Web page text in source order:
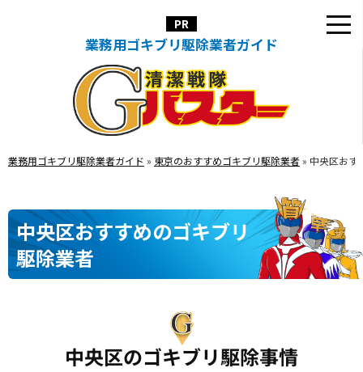
業務用ゴキブリ駆除業者ガイド
業務用ゴキブリ駆除業者ガイド » 東京のおすすめゴキブリ駆除業者 » 中央区おす
中央区おすすめのゴキブリ
駆除業者
中央区のゴキブリ駆除事情